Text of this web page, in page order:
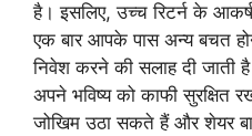
है। इसलिए, उच्च रिटर्न के
एक बार आपके पास अन्य बचत
निवेश करने की सलाह दी जाती
अपने भविष्य को काफी सुरक्षित
जोखिम उठा सकते हैं और शेयर